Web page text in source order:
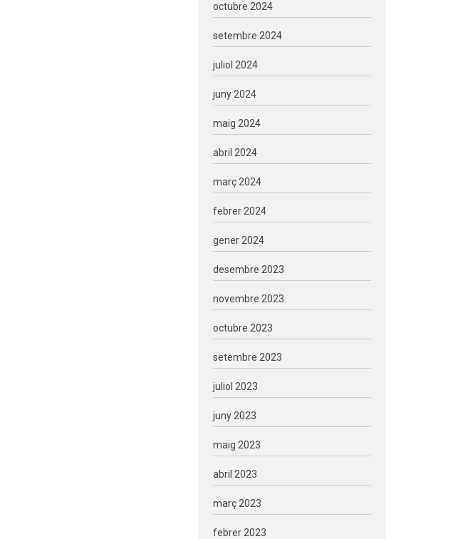
octubre 2024
setembre 2024
juliol 2024
juny 2024
maig 2024
abril 2024
març 2024
febrer 2024
gener 2024
desembre 2023
novembre 2023
octubre 2023
setembre 2023
juliol 2023
juny 2023
maig 2023
abril 2023
març 2023
febrer 2023